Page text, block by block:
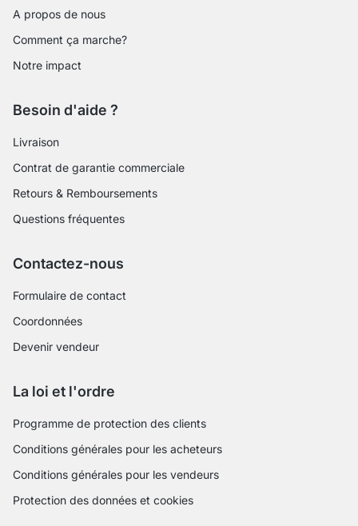
A propos de nous
Comment ça marche?
Notre impact
Besoin d'aide ?
Livraison
Contrat de garantie commerciale
Retours & Remboursements
Questions fréquentes
Contactez-nous
Formulaire de contact
Coordonnées
Devenir vendeur
La loi et l'ordre
Programme de protection des clients
Conditions générales pour les acheteurs
Conditions générales pour les vendeurs
Protection des données et cookies